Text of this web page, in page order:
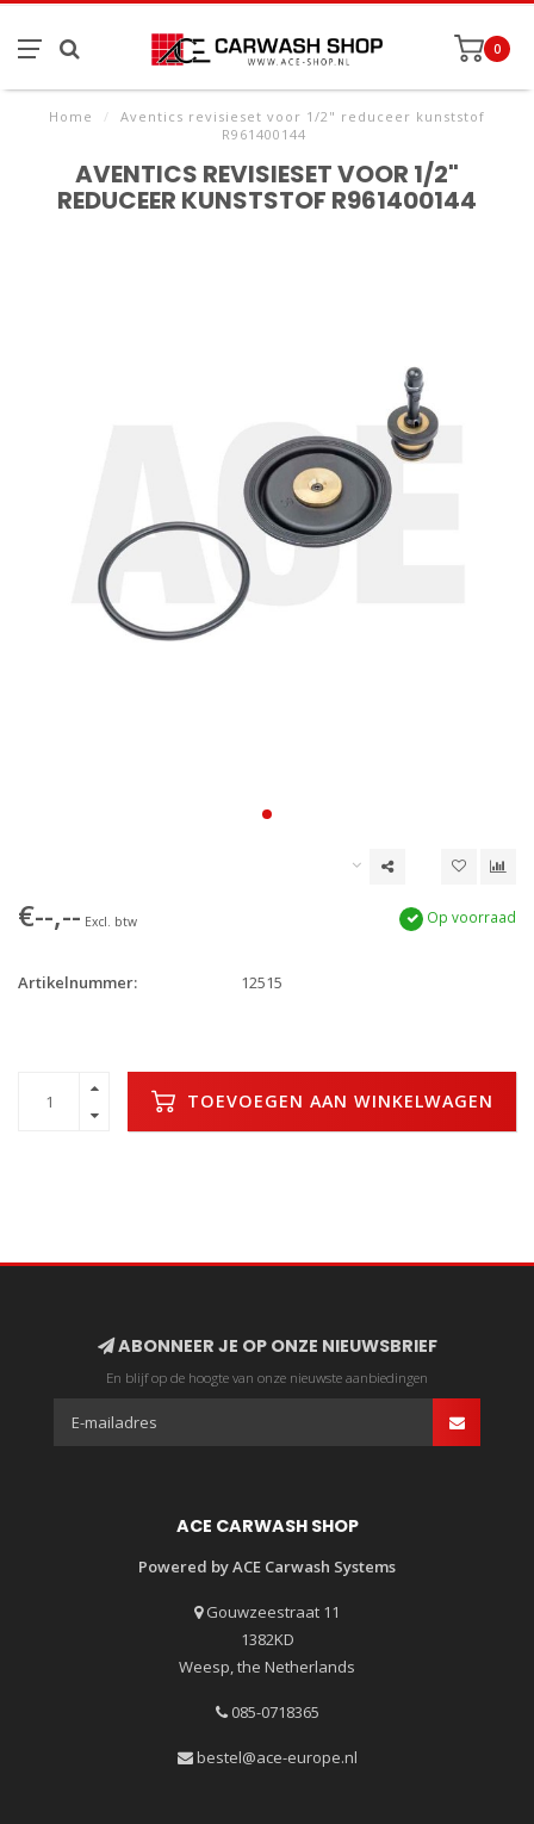
0
Home /
Aventics revisieset voor 1/2" reduceer kunststof
R961400144
AVENTICS REVISIESET VOOR 1/2"
REDUCEER KUNSTSTOF R961400144
€--,-- Excl. btw Op voorraad
Artikelnummer: 12515
TOEVOEGEN AAN WINKELWAGEN
ABONNEER JE OP ONZE NIEUWSBRIEF
En blijf op de hoogte van onze nieuwste aanbiedingen
ACE CARWASH SHOP
Powered by ACE Carwash Systems
Gouwzeestraat 11
1382KD
Weesp, the Netherlands
085-0718365
bestel@ace-europe.nl